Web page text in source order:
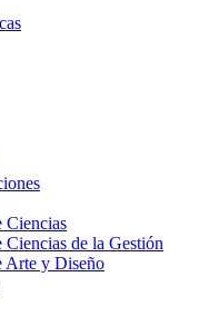
Ciencias
de la Gestión
Arte y Diseño